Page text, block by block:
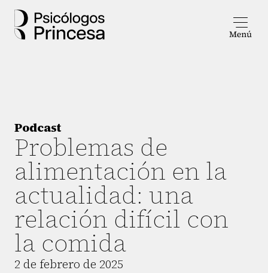
Podcast
Problemas de
alimentación en la
actualidad: una
relación difícil con
la comida
2 de febrero de 2025